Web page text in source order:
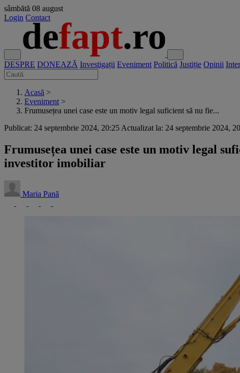
sâmbătă 08 august
Login Contact
DESPRE DONEAZĂ Investigații Eveniment Politică Justiție Opinii
Acasă >
Eveniment >
Frumusețea unei case este un motiv legal suficient să nu fie...
Publicat: 24 septembrie 2024, 20:25 Actualizat la: 24 septembrie 2024,
Frumusețea unei case este un motiv legal
investitor imobiliar
Maria Pană